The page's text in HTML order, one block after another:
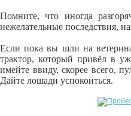
Помните, что иногда
нежелательные последствия,
Если пока вы шли на
трактор, который привёл в
имейте ввиду, скорее всего,
Дайте лошади успокоиться.